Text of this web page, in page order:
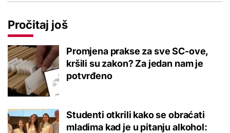
Pročitaj još
Promjena prakse za sve SC-ove,
kršili su zakon? Za jedan nam je
potvrđeno
Studenti otkrili kako se obraćati
mladima kad je u pitanju alkohol: